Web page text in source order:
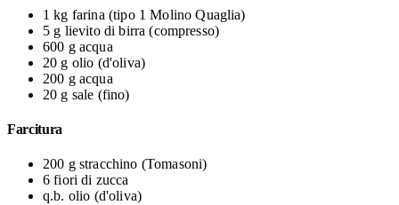
1 kg farina (tipo 1 Molino Quaglia)
5 g lievito di birra (compresso)
600 g acqua
20 g olio (d'oliva)
200 g acqua
20 g sale (fino)
Farcitura
200 g stracchino (Tomasoni)
6fiori di zucca
q.b. olio (d'oliva)